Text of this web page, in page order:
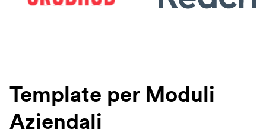
Template per Moduli
Aziendali